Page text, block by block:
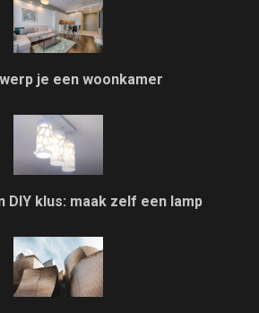
je een woonkamer
DIY klus: maak zelf een lamp